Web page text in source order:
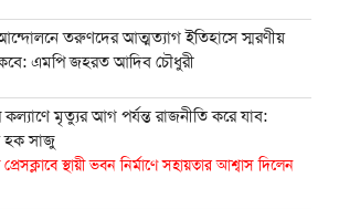
তরুণদের আত্মত্যাগ ইতিহাসে স্মরণীয়
এমপি জহরত আদিব চৌধুরী
কল্যাণে মৃত্যুর আগ পর্যন্ত রাজনীতি করে যাব:
হক সাজু
স্থায়ী ভবন নির্মাণে সহায়তার আশ্বাস দিলেন